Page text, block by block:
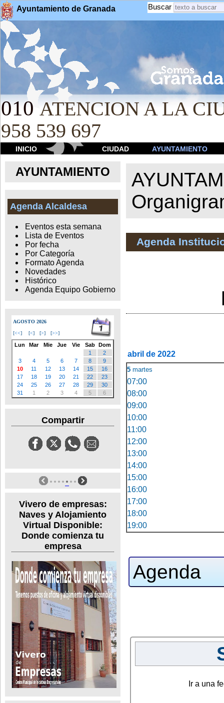
Ayuntamiento de Granada Buscar
010 ATENCION A LA
958 539 697
INICIO CIUDAD AYUNTAMIENTO
AYUNTAMIENTO
Agenda Alcaldesa
Eventos esta semana
Lista de Eventos
Por fecha
Por Categoría
Formato Agenda
Novedades
Histórico
Agenda Equipo Gobierno
AGOSTO 2026
[<<] [<] [>] [>>]
Lun Mar Mie Jue Vie Sab
Dom
1
2
3
4 5 6 7 8
9
10
11 12 13 14 15
16
17
18 19 20 21 22
23
24
25 26 27 28 29
30
31
1 2 3 4 5 6
Compartir
Vivero de empresas:
Naves y Alojamiento
Virtual Disponible:
Donde comienza tu
empresa
Agenda
abril de 2022
5 martes
07:00
08:00
09:00
10:00
11:00
12:00
13:00
14:00
15:00
16:00
17:00
18:00
19:00
Agenda
Ir a una